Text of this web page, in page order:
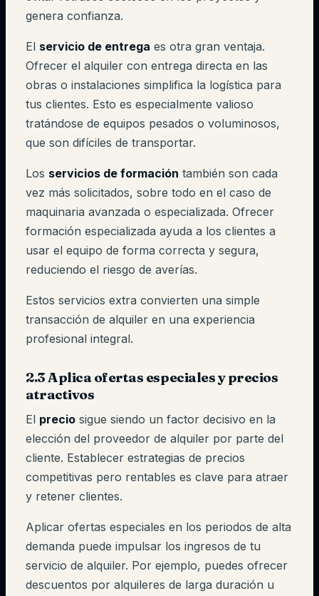
genera confianza.
El servicio de entrega es otra gran ventaja.
Ofrecer el alquiler con entrega directa en las
obras o instalaciones simplifica la logística para
tus clientes. Esto es especialmente valioso
tratándose de equipos pesados o voluminosos,
que son difíciles de transportar.
Los servicios de formación también son cada
vez más solicitados, sobre todo en el caso de
maquinaria avanzada o especializada. Ofrecer
formación especializada ayuda a los clientes a
usar el equipo de forma correcta y segura,
reduciendo el riesgo de averías.
Estos servicios extra convierten una simple
transacción de alquiler en una experiencia
profesional integral.
2.3 Aplica ofertas especiales y precios
atractivos
El precio sigue siendo un factor decisivo en la
elección del proveedor de alquiler por parte del
cliente. Establecer estrategias de precios
competitivas pero rentables es clave para atraer
y retener clientes.
Aplicar ofertas especiales en los periodos de alta
demanda puede impulsar los ingresos de tu
servicio de alquiler. Por ejemplo, puedes ofrecer
descuentos por alquileres de larga duración u